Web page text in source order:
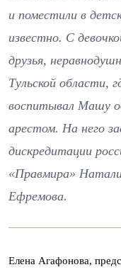
и поместили в
известно. С
друзья,
Тульской
воспитывал Машу
арестом. На него
дискредитации
«Правмира»
Ефремова.
Елена Агафонова,